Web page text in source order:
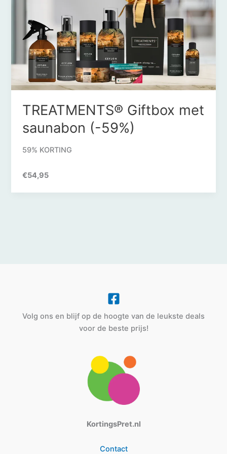
TREATMENTS® Giftbox met
saunabon (-59%)
59% KORTING
€54,95
Volg ons en blijf op de hoogte van de leukste deals
voor de beste prijs!
KortingsPret.nl
Contact